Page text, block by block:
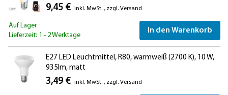
Alexa, Milchglas
9,45 € inkl. MwSt. , zzgl. Versand
Auf Lager
Lieferzeit: 1 - 2 Werktage
In den Warenkorb
E27 LED Leuchtmittel, R80, warmweiß (2700 K), 10 W,
935lm, matt
3,49 € inkl. MwSt. , zzgl. Versand